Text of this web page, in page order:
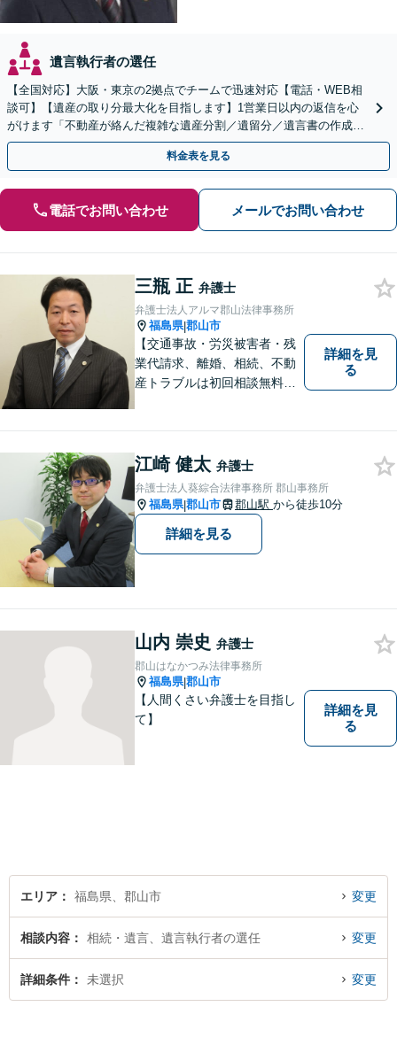
遺言執行者の選任
【全国対応】大阪・東京の2拠点でチームで迅速対応【電話・WEB相
談可】【遺産の取り分最大化を目指します】1営業日以内の返信を心
がけます「不動産が絡んだ複雑な遺産分割／遺留分／遺言書の作成・
執行／事業承継など、お任せください」【休日相談あり】
料金表を見る
電話でお問い合わせ メールでお問い合わせ
三瓶 正 弁護士
弁護士法人アルマ郡山法律事務所
福島県|郡山市
【交通事故・労災被害者・残
業代請求、離婚、相続、不動
産トラブルは初回相談無料】
も可能】
詳細を見
る
江崎 健太 弁護士
弁護士法人葵綜合法律事務所 郡山事務所
福島県|郡山市 郡山駅 から徒歩10分
詳細を見る
山内 崇史 弁護士
郡山はなかつみ法律事務所
福島県|郡山市
【人間くさい弁護士を目指し
て】
詳細を見
る
エリア 福島県、郡山市 変更
相談内容 相続・遺言、遺言執行者の選任 変更
詳細条件 未選択 変更